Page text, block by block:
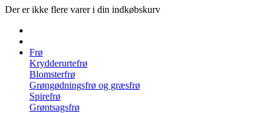
Der er ikke flere varer i din indkøbskurv
Frø
Krydderurtefrø
Blomsterfrø
Grøngødningsfrø og græsfrø
Spirefrø
Grøntsagsfrø